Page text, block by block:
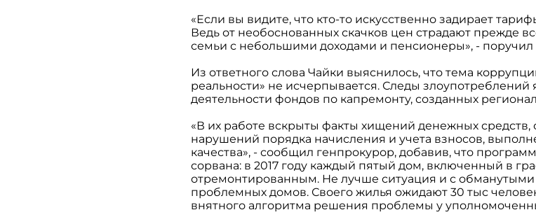
«Если вы видите, что кто-то искусственно задирает
Ведь от необоснованных скачков цен страдают прежде
семьи с небольшими доходами и пенсионеры», -
Из ответного слова Чайки выяснилось, что тема
реальности» не исчерпывается. Следы
деятельности фондов по капремонту, созданных
«В их работе вскрыты факты хищений денежных средств,
нарушений порядка начисления и учета взносов,
качества», - сообщил генпрокурор, добавив, что
сорвана: в 2017 году каждый пятый дом, включенный в
отремонтированным. Не лучше ситуация и с обманутыми
проблемных домов. Своего жилья ожидают 30 тыс
внятного алгоритма решения проблемы у